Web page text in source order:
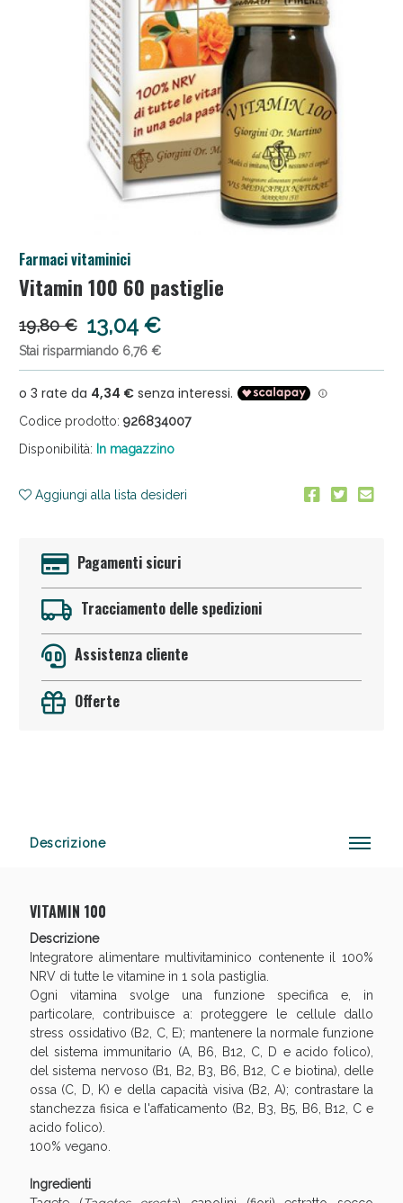
Farmaci vitaminici
Vitamin 100 60 pastiglie
19,80 € 13,04 €
Stai risparmiando 6,76 €
Codice prodotto: 926834007
Disponibilità: In magazzino
Aggiungi alla lista desideri
Pagamenti sicuri
Tracciamento delle spedizioni
Assistenza cliente
Offerte
Descrizione
VITAMIN 100
Descrizione
Integratore alimentare multivitaminico contenente il 100%
NRV di tutte le vitamine in 1 sola pastiglia.
Ogni vitamina svolge una funzione specifica e, in
particolare, contribuisce a: proteggere le cellule dallo
stress ossidativo (B2, C, E); mantenere la normale funzione
del sistema immunitario (A, B6, B12, C, D e acido folico),
del sistema nervoso (B1, B2, B3, B6, B12, C e biotina), delle
ossa (C, D, K) e della capacità visiva (B2, A); contrastare la
stanchezza fisica e l'affaticamento (B2, B3, B5, B6, B12, C e
acido folico).
100% vegano.
Ingredienti
Salini e Multivitaminici: oggi Sconto extra fino al
Anticellulite e Fanghi: Sconto fino al 40% valido
Anticellulite e Fanghi: Sconto fino al 40% valido
Vie Urinarie e Prostata: Sconti fino al 45% oggi!
Benessere Intestinale: Sconto fino al 55% valido